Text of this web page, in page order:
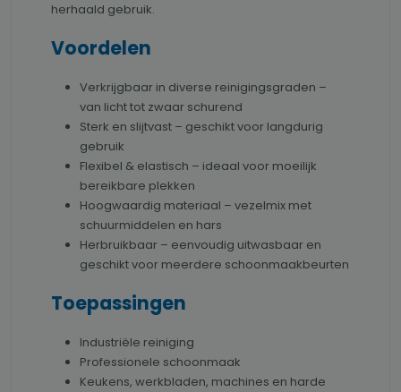
herhaald gebruik.
Voordelen
Verkrijgbaar in diverse reinigingsgraden –
van licht tot zwaar schurend
Sterk en slijtvast – geschikt voor langdurig
gebruik
Flexibel & elastisch – ideaal voor moeilijk
bereikbare plekken
Hoogwaardig materiaal – vezelmix met
schuurmiddelen en hars
Herbruikbaar – eenvoudig uitwasbaar en
geschikt voor meerdere schoonmaakbeurten
Toepassingen
Industriële reiniging
Professionele schoonmaak
Keukens, werkbladen, machines en harde